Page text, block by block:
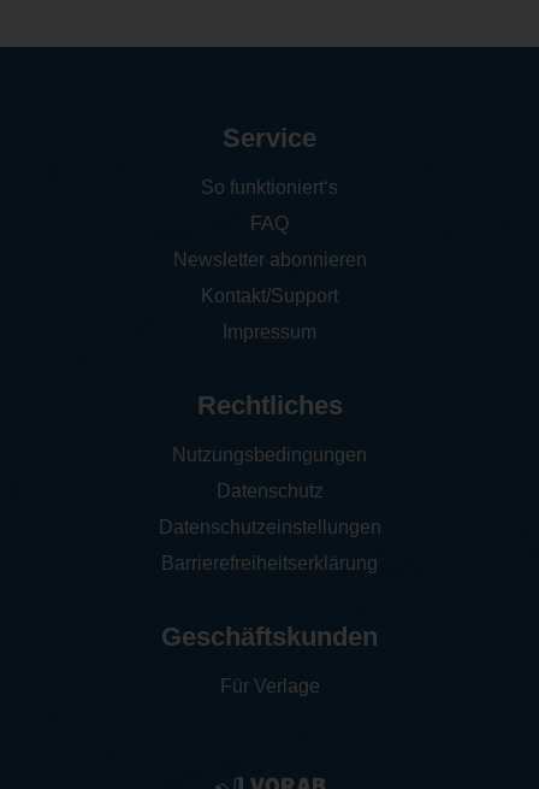
Service
So funktioniert‘s
FAQ
Newsletter abonnieren
Kontakt/Support
Impressum
Rechtliches
Nutzungsbedingungen
Datenschutz
Datenschutzeinstellungen
Barrierefreiheitserklärung
Geschäftskunden
Für Verlage